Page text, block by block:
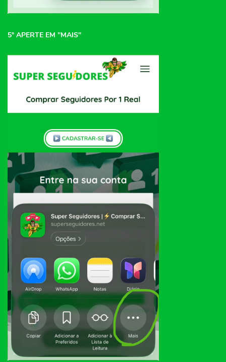
5° APERTE EM "MAIS"